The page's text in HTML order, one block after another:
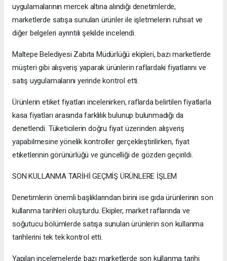
uygulamalarının mercek altına alındığı denetimlerde,
marketlerde satışa sunulan ürünler ile işletmelerin ruhsat ve
diğer belgeleri ayrıntılı şekilde incelendi.
Maltepe Belediyesi Zabıta Müdürlüğü ekipleri, bazı marketlerde
müşteri gibi alışveriş yaparak ürünlerin raflardaki fiyatlarını ve
satış uygulamalarını yerinde kontrol etti.
Ürünlerin etiket fiyatları incelenirken, raflarda belirtilen fiyatlarla
kasa fiyatları arasında farklılık bulunup bulunmadığı da
denetlendi. Tüketicilerin doğru fiyat üzerinden alışveriş
yapabilmesine yönelik kontroller gerçekleştirilirken, fiyat
etiketlerinin görünürlüğü ve güncelliği de gözden geçirildi.
SON KULLANMA TARİHİ GEÇMİŞ ÜRÜNLERE İŞLEM
Denetimlerin önemli başlıklarından birini ise gıda ürünlerinin son
kullanma tarihleri oluşturdu. Ekipler, market raflarında ve
soğutucu bölümlerde satışa sunulan ürünlerin son kullanma
tarihlerini tek tek kontrol etti.
Yapılan incelemelerde bazı marketlerde son kullanma tarihi